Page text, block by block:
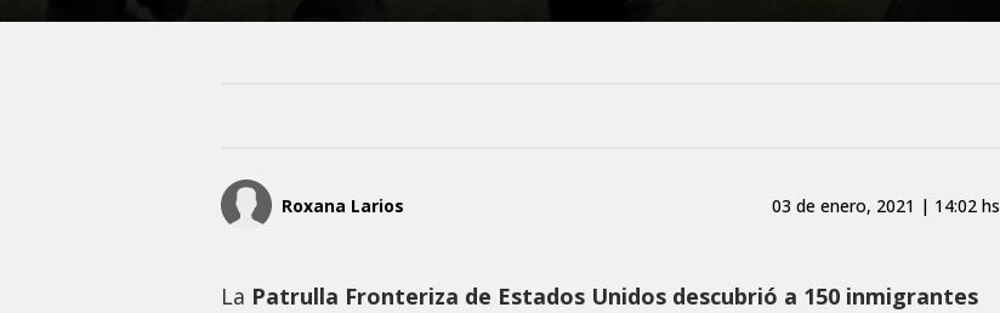
Roxana Larios 03 de enero, 2021 | 14:02 hs
La Patrulla Fronteriza de Estados Unidos descubrió a 150 inmigrantes